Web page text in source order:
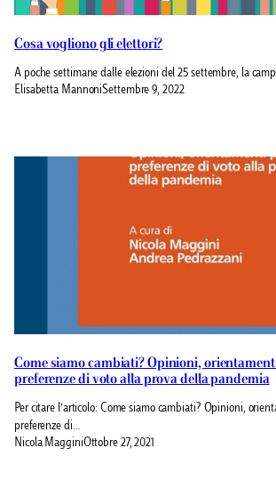
Cosa vogliono gli elettori?
A poche settimane dalle elezioni del 25 settembre, la
Elisabetta MannoniSettembre 9, 2022
Come siamo cambiati? Opinioni,
preferenze di voto alla prova della pandemia
Per citare l’articolo: Come siamo cambiati? Opinioni,
preferenze di…
Nicola MagginiOttobre 27, 2021